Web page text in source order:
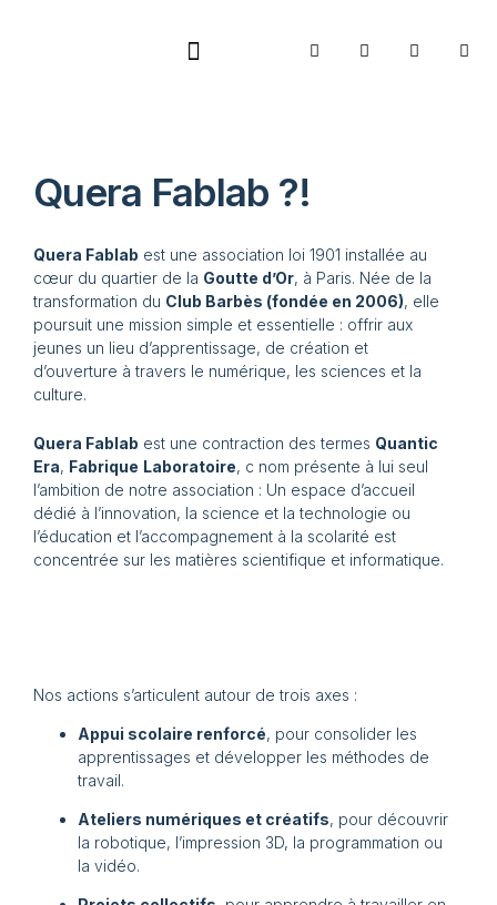
Quera Fablab ?!
Quera Fablab est une association loi 1901 installée au
cœur du quartier de la Goutte d’Or, à Paris. Née de la
transformation du Club Barbès (fondée en 2006), elle
poursuit une mission simple et essentielle : offrir aux
jeunes un lieu d’apprentissage, de création et
d’ouverture à travers le numérique, les sciences et la
culture.
Quera Fablab est une contraction des termes Quantic
Era, Fabrique Laboratoire, c nom présente à lui seul
l’ambition de notre association : Un espace d’accueil
dédié à l’innovation, la science et la technologie ou
l’éducation et l’accompagnement à la scolarité est
concentrée sur les matières scientifique et informatique.
Nos actions s’articulent autour de trois axes :
Appui scolaire renforcé, pour consolider les
apprentissages et développer les méthodes de
travail.
Ateliers numériques et créatifs, pour découvrir
la robotique, l’impression 3D, la programmation ou
la vidéo.